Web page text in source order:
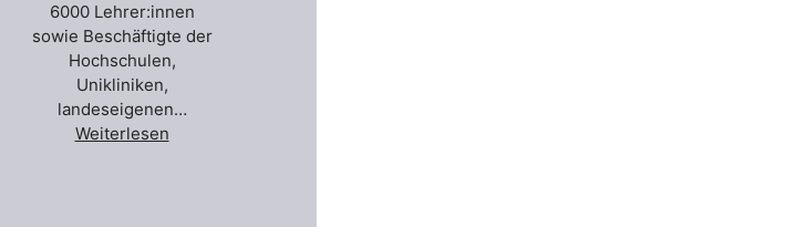
6000 Lehrer:innen
sowie Beschäftigte der
Hochschulen,
Unikliniken,
landeseigenen…
Weiterlesen